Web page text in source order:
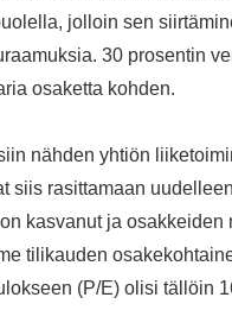
jolloin sen
30 prosentin
osaketta kohden.
nähden yhtiön
siis rasittamaan
kasvanut ja osakkeiden
tilikauden
(P/E) olisi tällöin